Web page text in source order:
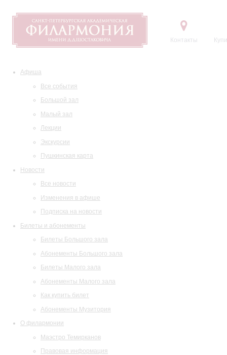
Контакты
Афиша
Все события
Большой зал
Малый зал
Лекции
Экскурсии
Пушкинская карта
Новости
Все новости
Изменения в афише
Подписка на новости
Билеты и абонементы
Билеты Большого зала
Абонементы Большого зала
Билеты Малого зала
Абонементы Малого зала
Как купить билет
Абонементы Музитория
О филармонии
Маэстро Темирканов
Правовая информация